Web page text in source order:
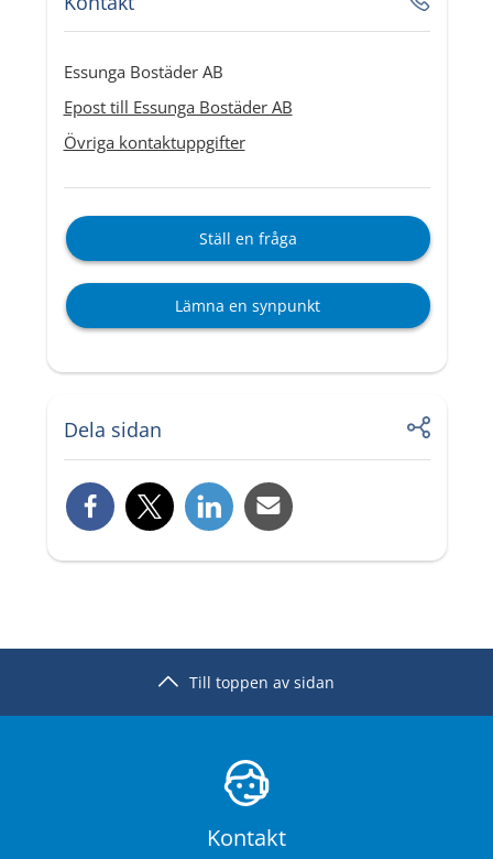
Essunga Bostäder AB
Epost till Essunga Bostäder AB
Övriga kontaktuppgifter
Ställ en fråga
Lämna en synpunkt
Dela sidan
Till toppen av sidan
Kontakt